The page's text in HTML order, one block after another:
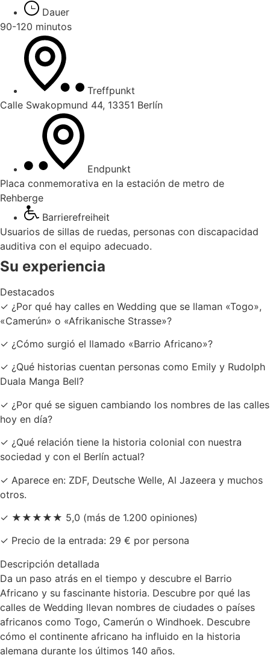
Dauer
90-120 minutos
Treffpunkt
Calle Swakopmund 44, 13351 Berlín
Endpunkt
Placa conmemorativa en la estación de metro de
Rehberge
Barrierefreiheit
Usuarios de sillas de ruedas, personas con discapacidad
auditiva con el equipo adecuado.
Su experiencia
Destacados
✓ ¿Por qué hay calles en Wedding que se llaman «Togo»,
«Camerún» o «Afrikanische Strasse»?
✓ ¿Cómo surgió el llamado «Barrio Africano»?
✓ ¿Qué historias cuentan personas como Emily y Rudolph
Duala Manga Bell?
✓ ¿Por qué se siguen cambiando los nombres de las calles
hoy en día?
✓ ¿Qué relación tiene la historia colonial con nuestra
sociedad y con el Berlín actual?
✓ Aparece en: ZDF, Deutsche Welle, Al Jazeera y muchos
otros.
✓ ★★★★★ 5,0 (más de 1.200 opiniones)
✓ Precio de la entrada: 29 € por persona
Descripción detallada
Da un paso atrás en el tiempo y descubre el Barrio
Africano y su fascinante historia. Descubre por qué las
calles de Wedding llevan nombres de ciudades o países
africanos como Togo, Camerún o Windhoek. Descubre
cómo el continente africano ha influido en la historia
alemana durante los últimos 140 años.